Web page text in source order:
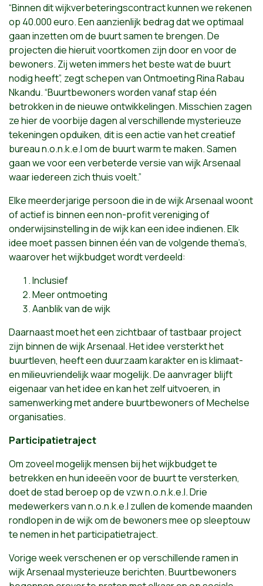
“Binnen dit wijkverbeteringscontract kunnen we rekenen
op 40.000 euro. Een aanzienlijk bedrag dat we optimaal
gaan inzetten om de buurt samen te brengen. De
projecten die hieruit voortkomen zijn door en voor de
bewoners. Zij weten immers het beste wat de buurt
nodig heeft”, zegt schepen van Ontmoeting Rina Rabau
Nkandu. “Buurtbewoners worden vanaf stap één
betrokken in de nieuwe ontwikkelingen. Misschien zagen
ze hier de voorbije dagen al verschillende mysterieuze
tekeningen opduiken, dit is een actie van het creatief
bureau n.o.n.k.e.l om de buurt warm te maken. Samen
gaan we voor een verbeterde versie van wijk Arsenaal
waar iedereen zich thuis voelt.”
Elke meerderjarige persoon die in de wijk Arsenaal woont
of actief is binnen een non-profit vereniging of
onderwijsinstelling in de wijk kan een idee indienen. Elk
idee moet passen binnen één van de volgende thema’s,
waarover het wijkbudget wordt verdeeld:
Inclusief
Meer ontmoeting
Aanblik van de wijk
Daarnaast moet het een zichtbaar of tastbaar project
zijn binnen de wijk Arsenaal. Het idee versterkt het
buurtleven, heeft een duurzaam karakter en is klimaat-
en milieuvriendelijk waar mogelijk. De aanvrager blijft
eigenaar van het idee en kan het zelf uitvoeren, in
samenwerking met andere buurtbewoners of Mechelse
organisaties.
Participatietraject
Om zoveel mogelijk mensen bij het wijkbudget te
betrekken en hun ideeën voor de buurt te versterken,
doet de stad beroep op de vzw n.o.n.k.e.l. Drie
medewerkers van n.o.n.k.e.l zullen de komende maanden
rondlopen in de wijk om de bewoners mee op sleeptouw
te nemen in het participatietraject.
Vorige week verschenen er op verschillende ramen in
wijk Arsenaal mysterieuze berichten. Buurtbewoners